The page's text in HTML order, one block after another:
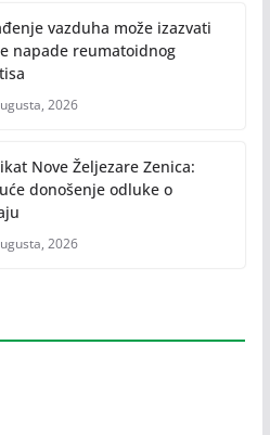
vazduha može izazvati
napade reumatoidnog
2026
Nove Željezare Zenica:
donošenje odluke o
2026